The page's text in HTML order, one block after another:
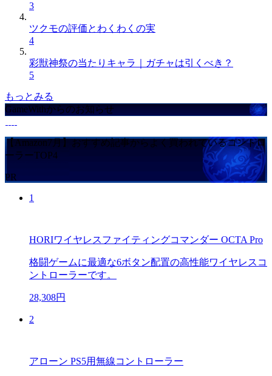
3
ツクモの評価とわくわくの実
4
彩獣神祭の当たりキャラ｜ガチャは引くべき？
5
もっとみる
GameWithからのお知らせ
【Amazon7月】おすすめ記事からよく買われているコントロ
ーラーTOP4
PR
1
HORIワイヤレスファイティングコマンダー OCTA Pro
格闘ゲームに最適な6ボタン配置の高性能ワイヤレスコ
ントローラーです。
28,308円
2
アローン PS5用無線コントローラー